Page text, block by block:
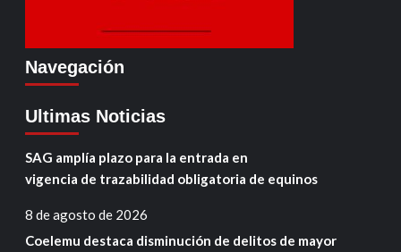
Navegación
Ultimas Noticias
SAG amplía plazo para la entrada en
vigencia de trazabilidad obligatoria de equinos
8 de agosto de 2026
Coelemu destaca disminución de delitos de mayor